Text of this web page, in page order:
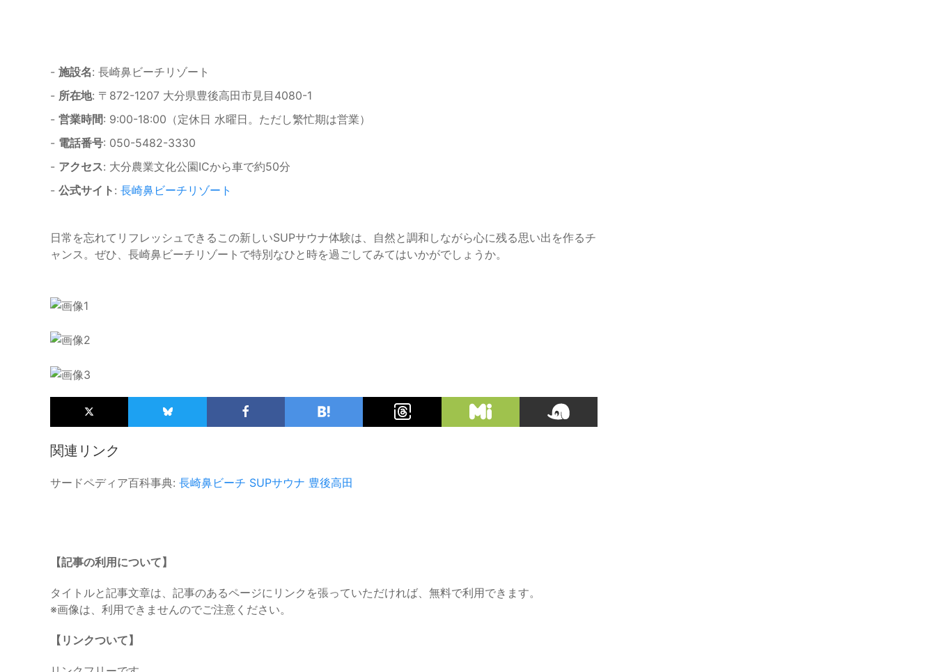
- 施設名: 長崎鼻ビーチリゾート
- 所在地: 〒872-1207 大分県豊後高田市見目4080-1
- 営業時間: 9:00-18:00（定休日 水曜日。ただし繁忙期は営業）
- 電話番号: 050-5482-3330
- アクセス: 大分農業文化公園ICから車で約50分
- 公式サイト : 長崎鼻ビーチリゾート
日常を忘れてリフレッシュできるこの新しいSUPサウナ体験は、自然と調和しながら心に残る思い出を作るチ
ャンス。ぜひ、長崎鼻ビーチリゾートで特別なひと時を過ごしてみてはいかがでしょうか。
関連リンク
サードペディア百科事典: 長崎鼻ビーチ SUPサウナ 豊後高田
【記事の利用について】
タイトルと記事文章は、記事のあるページにリンクを張っていただければ、無料で利用できます。
※画像は、利用できませんのでご注意ください。
【リンクついて】